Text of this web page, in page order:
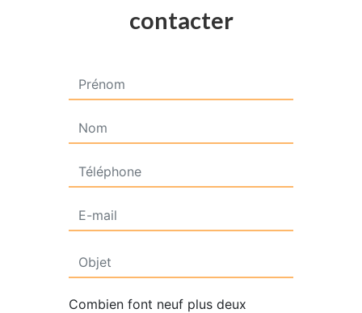
contacter
Combien font neuf plus deux